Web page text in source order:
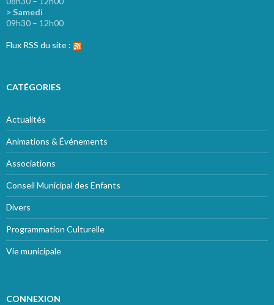
> Samedi
09h30 – 12h00
Flux RSS du site :
CATÉGORIES
Actualités
Animations & Événements
Associations
Conseil Municipal des Enfants
Divers
Programmation Culturelle
Vie municipale
CONNEXION